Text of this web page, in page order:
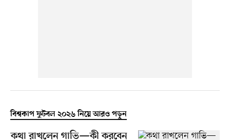
বিশ্বকাপ ফুটবল ২০২৬ নিয়ে আরও পড়ুন
কথা রাখলেন গাভি—কী করবেন